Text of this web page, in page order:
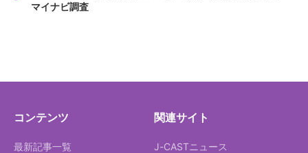
マイナビ調査
コンテンツ
最新記事一覧
関連サイト
J-CASTニュース